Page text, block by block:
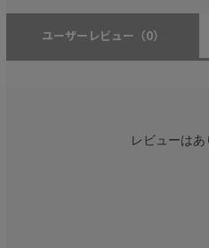
ユーザーレビュー （0）
レビューはあ